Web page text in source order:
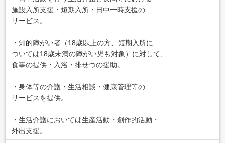
施設入所支援・短期入所・日中一時支援の
サービス。
・知的障がい者（18歳以上の方、短期入所に
ついては18歳未満の障がい児も対象）に対して、
食事の提供・入浴・排せつの援助。
・身体等の介護・生活相談・健康管理等の
サービスを提供。
・生活介護においては生産活動・創作的活動・
外出支援。